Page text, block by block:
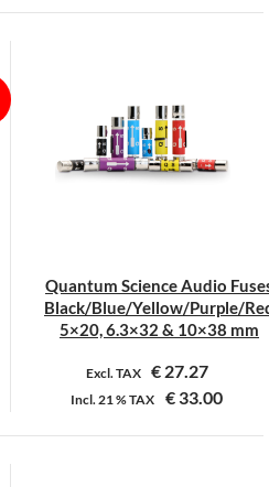
Dit
variaties.
Deze
optie
de
productpagina
Quantum Science Audio
Black/Blue/Yellow/Purple/
5×20, 6.3×32 & 10×38 mm
Excl. TAX €27.27
Incl.21 %TAX € 33.00
Dit